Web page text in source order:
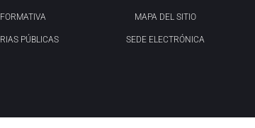
PÚBLICAS
MAPA DEL SITIO
SEDE ELECTRÓNICA